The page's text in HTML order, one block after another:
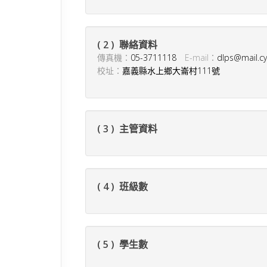
( 2 ) 聯絡資料
傳真機： 05-3711118 E-mail：
校址： 嘉義縣水上鄉大崙村111號
( 3 ) 主管資料
( 4 ) 班級數
( 5 ) 學生數